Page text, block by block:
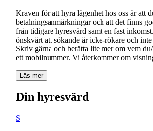
Kraven för att hyra lägenhet hos oss är att
betalningsanmärkningar och att det finns
från tidigare hyresvärd samt en fast
önskvärt att sökande är icke-rökare och
Skriv gärna och berätta lite mer om vem
Läs mer
Din hyresvärd
S